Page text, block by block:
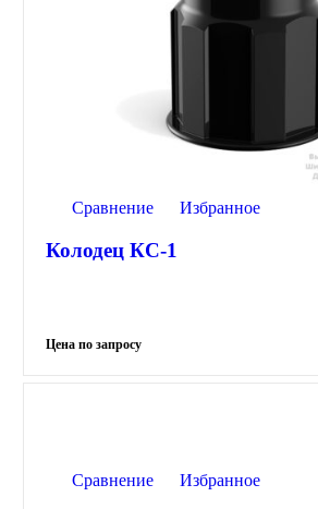
Сравнение Избранное
Колодец КС-1
Сравнение Избранное